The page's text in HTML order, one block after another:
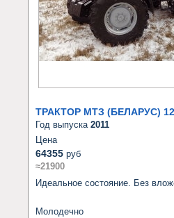
ТРАКТОР МТЗ (БЕЛАРУС)
Год выпуска 2011
Цена
64355 руб
≈21900
Идеальное состояние. Без
Молодечно